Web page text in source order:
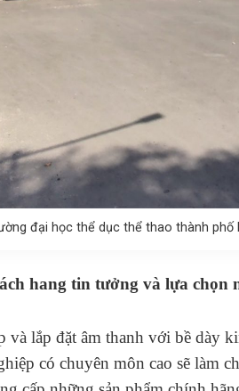
đại học thể dục thể thao thành phố
hang tin tưởng và lựa chọn
và lắp đặt âm thanh với bề dày
có chuyên môn cao sẽ làm